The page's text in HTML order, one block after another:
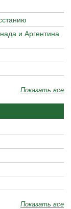
и Аргентина
Показать все
Показать все